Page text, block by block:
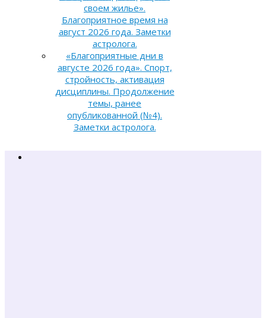
своем жилье».
Благоприятное время на
август 2026 года. Заметки
астролога.
«Благоприятные дни в
августе 2026 года». Спорт,
стройность, активация
дисциплины. Продолжение
темы, ранее
опубликованной (№4).
Заметки астролога.